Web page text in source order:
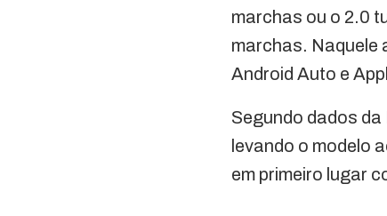
marchas ou o 2.0
marchas. Naquele
Android Auto e
Segundo dados
levando o modelo
em primeiro lugar